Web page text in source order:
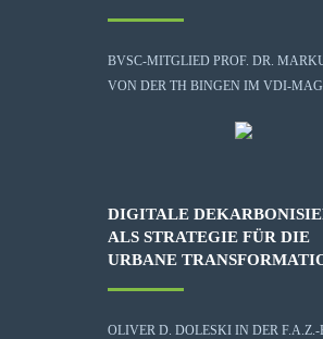
BVSC-MITGLIED PROF. DR.
VON DER TH BINGEN IM VDI-
DIGITALE
ALS STRATEGIE FÜR DIE
URBANE
OLIVER D. DOLESKI IN DER